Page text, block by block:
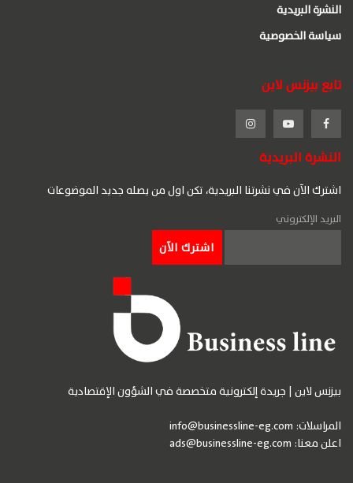
النشرة البريدية
سياسة الخصوصية
تابع بيزنس لاين
النشرة البريدية
اشترك الآن في نشرتنا البريدية، تكن اول من يصله جديد الموضوعات
البريد الإلكتروني
بيزنس لاين | جريدة إلكترونية متخصصة في الشؤون الإقتصادية
المراسلات: info@businessline-eg.com
اعلن معنا: ads@businessline-eg.com